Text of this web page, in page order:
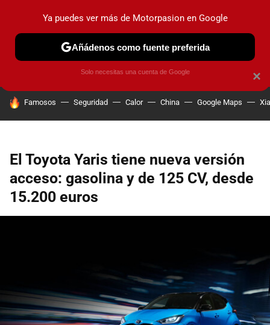
PRUEBAS COCHES ELÉCTRICOS OBSERVATORIO
HOY SE HABLA DE
Famosos Seguridad Calor China Google Maps
El Toyota Yaris tiene nueva versión
acceso: gasolina y de 125 CV, desde
15.200 euros
×
Ya puedes ver más de Motorpasion en Google
Añádenos como fuente preferida
Solo necesitas una cuenta de Google